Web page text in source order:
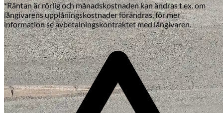
*Räntan är rörlig och månadskostnaden kan ändras t.ex. om
långivarens upplåningskostnader förändras, för mer
information se avbetalningskontraktet med långivaren.